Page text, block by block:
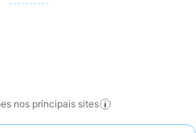
nos principais sites